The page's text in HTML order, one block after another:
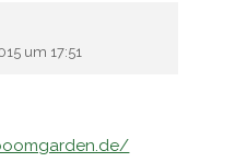
um 17:51